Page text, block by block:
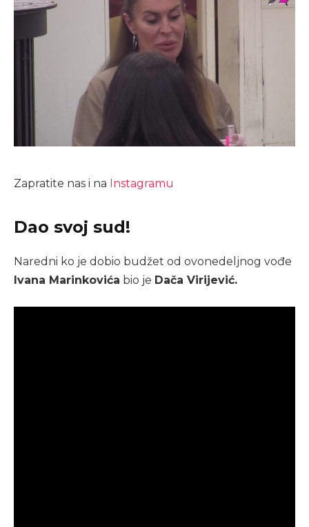
Zapratite nas i na Instagramu
Dao svoj sud!
Naredni ko je dobio budžet od ovonedeljnog vođe
Ivana Marinkovića bio je Dača Virijević.